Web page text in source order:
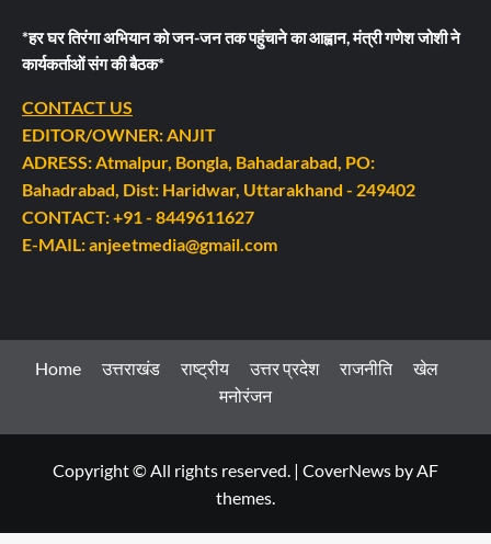
*हर घर तिरंगा अभियान को जन-जन तक पहुंचाने का आह्वान, मंत्री गणेश जोशी ने
कार्यकर्ताओं संग की बैठक*
CONTACT US
EDITOR/OWNER: ANJIT
ADRESS: Atmalpur, Bongla, Bahadarabad, PO:
Bahadrabad, Dist: Haridwar, Uttarakhand - 249402
CONTACT: +91 - 8449611627
E-MAIL: anjeetmedia@gmail.com
Home उत्तराखंड राष्ट्रीय उत्तर प्रदेश राजनीति
खेल
मनोरंजन
Copyright © All rights reserved. | CoverNews by AF
themes.